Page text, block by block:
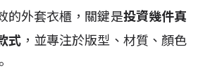
的外套衣櫃，關鍵是投資幾件真
式，並專注於版型、材質、顏色